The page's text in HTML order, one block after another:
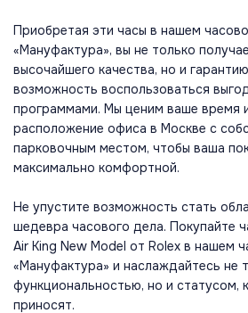
Приобретая эти часы в нашем
«Мануфактура», вы не только
высочайшего качества, но и
возможность воспользоваться
программами. Мы ценим ваше время
расположение офиса в Москве с
парковочным местом, чтобы ваша
максимально комфортной.
Не упустите возможность стать
шедевра часового дела. Покупайте
Air King New Model от Rolex в нашем
«Мануфактура» и наслаждайтесь не
функциональностью, но и статусом,
приносят.